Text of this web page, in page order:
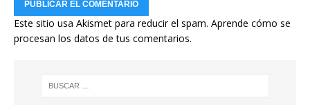
Este sitio usa Akismet para reducir el spam. Aprende cómo se
procesan los datos de tus comentarios.